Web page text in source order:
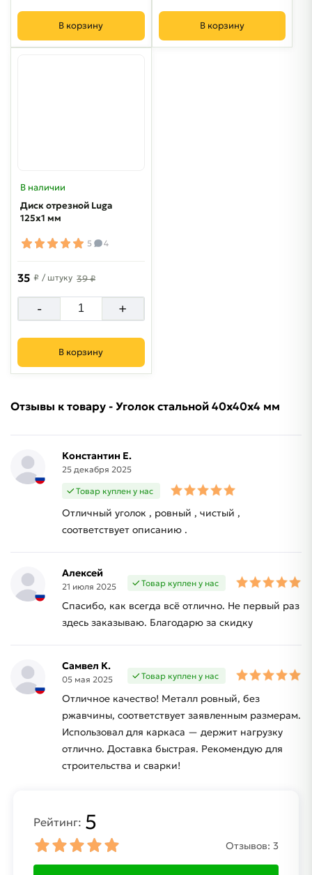
В корзину В корзину
В наличии
Диск отрезной Luga
125х1 мм
5 4
35 ₽ / штуку 39 ₽
- +
В корзину
Отзывы к товару - Уголок стальной 40х40х4 мм
Константин Е.
25 декабря 2025
Товар куплен у нас
Отличный уголок , ровный , чистый ,
соответствует описанию .
Алексей
21 июля 2025 Товар куплен у нас
Спасибо, как всегда всё отлично. Не первый раз
здесь заказываю. Благодарю за скидку
Самвел К.
05 мая 2025 Товар куплен у нас
Отличное качество! Металл ровный, без
ржавчины, соответствует заявленным размерам.
Использовал для каркаса — держит нагрузку
отлично. Доставка быстрая. Рекомендую для
строительства и сварки!
Рейтинг: 5
Отзывов: 3